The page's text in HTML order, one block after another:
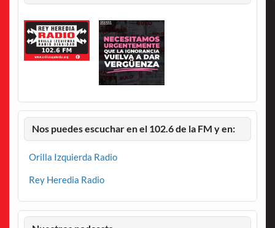
Nos puedes escuchar en el 102.6 de la FM y en:
Orilla Izquierda Radio
Rey Heredia Radio